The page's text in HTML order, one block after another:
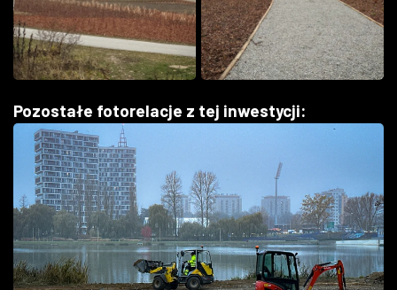
Pozostałe fotorelacje z tej inwestycji: